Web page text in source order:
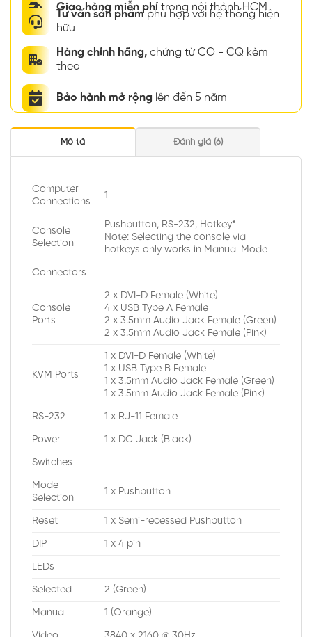
Giao hàng miễn phí trong nội thành HCM
Tư vấn sản phẩmphù hợp với hệ thống hiện
hữu
Hàng chính hãng, chứng từ CO - CQ kèm
theo
Bảo hành mở rộng lên đến 5 năm
Mô tả Đánh giá (6)
Computer
Connections
1
Console
Selection
Pushbutton, RS-232, Hotkey*
Note: Selecting the console via
hotkeys only works in Manual Mode
Connectors
Console
Ports
2 x DVI-D Female (White)
4 x USB Type A Female
2 x 3.5mm Audio Jack Female (Green)
2 x 3.5mm Audio Jack Female (Pink)
KVM Ports
1 x DVI-D Female (White)
1 x USB Type B Female
1 x 3.5mm Audio Jack Female (Green)
1 x 3.5mm Audio Jack Female (Pink)
RS-232 1 x RJ-11 Female
Power 1 x DC Jack (Black)
Switches
Mode
Selection
1 x Pushbutton
Reset 1 x Semi-recessed Pushbutton
DIP 1 x 4 pin
LEDs
Selected 2 (Green)
Manual 1 (Orange)